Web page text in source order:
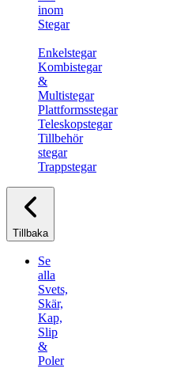
inom
Stegar
Enkelstegar
Kombistegar
&
Multistegar
Plattformsstegar
Teleskopstegar
Tillbehör
stegar
Trappstegar
Tillbaka
Se
alla
Svets,
Skär,
Kap,
Slip
&
Poler